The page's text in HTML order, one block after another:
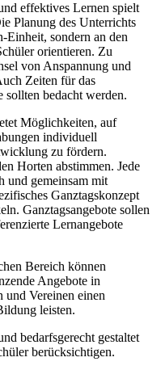
effektives Lernen spielt
Planung des Unterrichts
Einheit, sondern an den
orientieren. Zu
von Anspannung und
Zeiten für das
sollten bedacht werden.
Möglichkeiten, auf
individuell
zu fördern.
Horten abstimmen. Jede
und gemeinsam mit
Ganztagskonzept
Ganztagsangebote sollen
Lernangebote
Bereich können
Angebote in
und Vereinen einen
leisten.
bedarfsgerecht gestaltet
berücksichtigen.